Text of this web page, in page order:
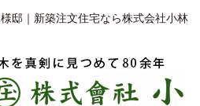
邸｜新築注文住宅なら株式会社小林